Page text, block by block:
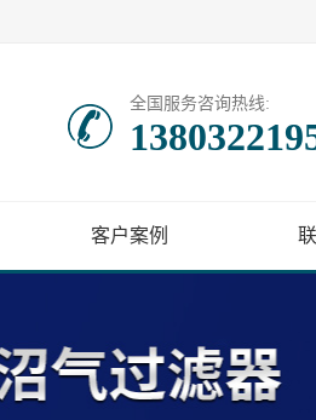
全国服务咨询热线:
客户案例